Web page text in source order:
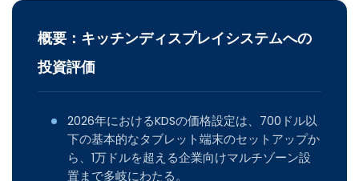
概要：キッチンディスプレイシステムへの
投資評価
2026年におけるKDSの価格設定は、700ドル以
下の基本的なタブレット端末のセットアップか
ら、1万ドルを超える企業向けマルチゾーン設
置まで多岐にわたる。